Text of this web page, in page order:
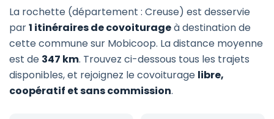
La rochette (département : Creuse) est desservie
par1 itinéraires de covoiturageà destination de
cette commune sur Mobicoop. La distance moyenne
est de 347 km. Trouvez ci-dessous tous les trajets
disponibles, et rejoignez le covoiturage libre,
coopératif et sans commission.